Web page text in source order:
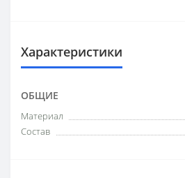
Характеристики
ОБЩИЕ
Материал
Состав